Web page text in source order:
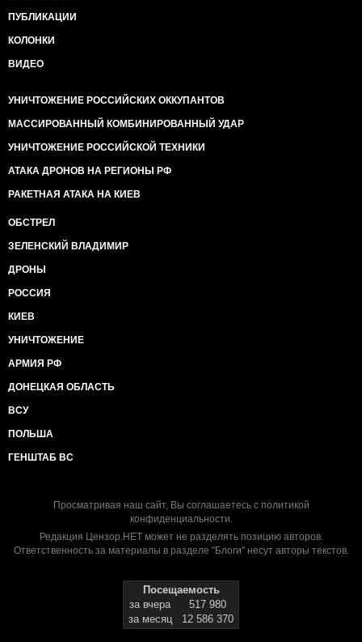
ПУБЛИКАЦИИ
КОЛОНКИ
ВИДЕО
УНИЧТОЖЕНИЕ РОССИЙСКИХ ОККУПАНТОВ
МАССИРОВАННЫЙ КОМБИНИРОВАННЫЙ УДАР
УНИЧТОЖЕНИЕ РОССИЙСКОЙ ТЕХНИКИ
АТАКА ДРОНОВ НА РЕГИОНЫ РФ
РАКЕТНАЯ АТАКА НА КИЕВ
ОБСТРЕЛ
ЗЕЛЕНСКИЙ ВЛАДИМИР
ДРОНЫ
РОССИЯ
КИЕВ
УНИЧТОЖЕНИЕ
АРМИЯ РФ
ДОНЕЦКАЯ ОБЛАСТЬ
ВСУ
ПОЛЬША
ГЕНШТАБ ВС
Просматривая наш сайт, Вы соглашаетесь с политикой
конфиденциальности.
Редакция Цензор.НЕТ может не разделять позицию авторов.
Ответственность за материалы в разделе "Блоги" несут авторы текстов.
Посещаемость
за вчера
517 980
за месяц
12 586 370